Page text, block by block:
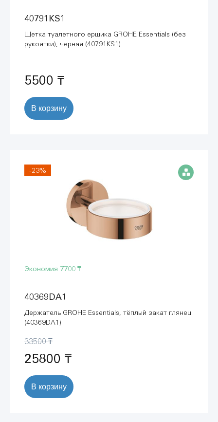
40791KS1
Щетка туалетного ершика GROHE Essentials (без
рукоятки), черная (40791KS1)
5500 ₸
В корзину
-23%
Экономия 7700 ₸
40369DA1
Держатель GROHE Essentials, тёплый закат глянец
(40369DA1)
33500 ₸
25800 ₸
В корзину